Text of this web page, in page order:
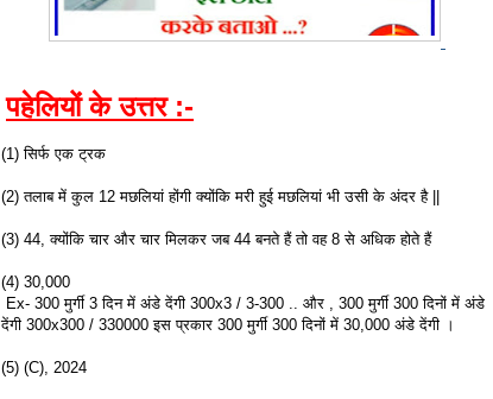
पहेलियों के उत्तर :-
(1) सिर्फ एक ट्रक
(2) तलाब में कुल 12 मछलियां होंगी क्योंकि मरी हुई मछलियां भी उसी के अंदर है ||
(3) 44, क्योंकि चार और चार मिलकर जब 44 बनते हैं तो वह 8 से अधिक होते हैं
(4) 30,000
Ex- 300 मुर्गी 3 दिन में अंडे देंगी 300x3 / 3-300 .. और , 300 मुर्गी 300 दिनों में अंडे
देंगी 300x300 / 330000 इस प्रकार 300 मुर्गी 300 दिनों में 30,000 अंडे देंगी ।
(5) (C), 2024